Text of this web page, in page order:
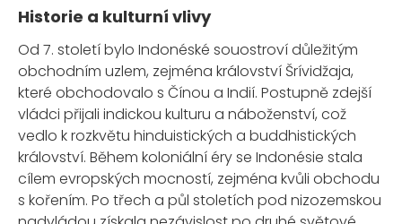
Historie a kulturní vlivy
Od 7. století bylo Indonéské souostroví důležitým
obchodním uzlem, zejména království Šrívidžaja,
které obchodovalo s Čínou a Indií. Postupně zdejší
vládci přijali indickou kulturu a náboženství, což
vedlo k rozkvětu hinduistických a buddhistických
království. Během koloniální éry se Indonésie stala
cílem evropských mocností, zejména kvůli obchodu
s kořením. Po třech a půl stoletích pod nizozemskou